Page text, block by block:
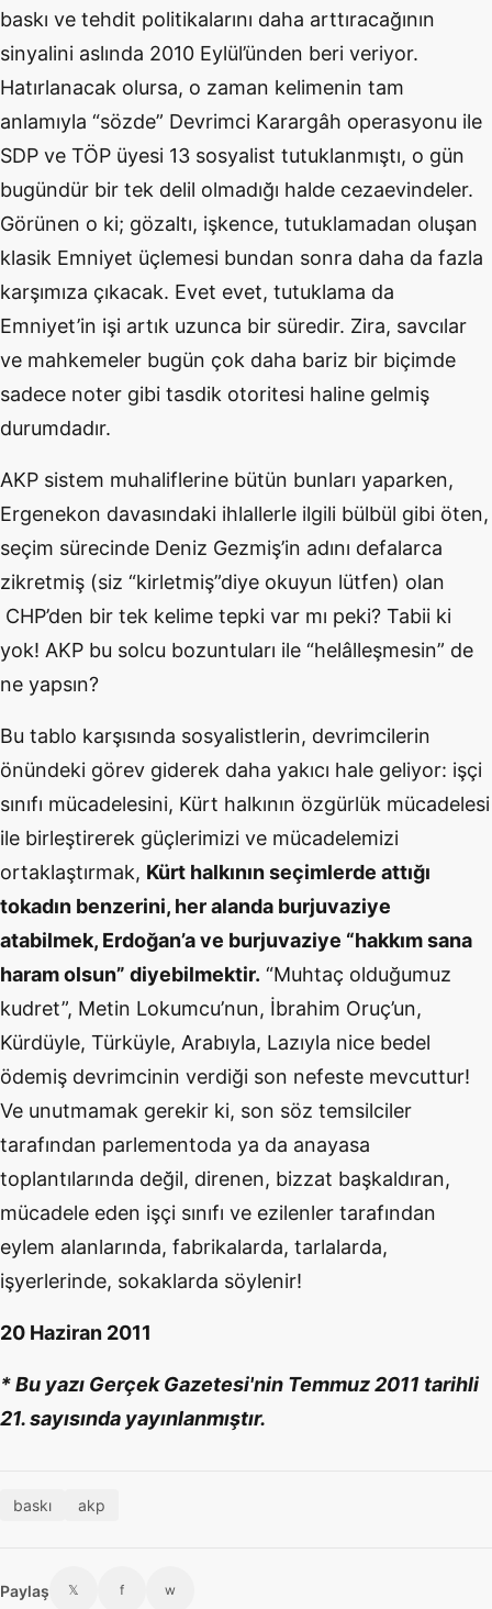
baskı ve tehdit politikalarını daha arttıracağının
sinyalini aslında 2010 Eylül’ünden beri veriyor.
Hatırlanacak olursa, o zaman kelimenin tam
anlamıyla “sözde” Devrimci Karargâh operasyonu ile
SDP ve TÖP üyesi 13 sosyalist tutuklanmıştı, o gün
bugündür bir tek delil olmadığı halde cezaevindeler.
Görünen o ki; gözaltı, işkence, tutuklamadan oluşan
klasik Emniyet üçlemesi bundan sonra daha da fazla
karşımıza çıkacak. Evet evet, tutuklama da
Emniyet’in işi artık uzunca bir süredir. Zira, savcılar
ve mahkemeler bugün çok daha bariz bir biçimde
sadece noter gibi tasdik otoritesi haline gelmiş
durumdadır.
AKP sistem muhaliflerine bütün bunları yaparken,
Ergenekon davasındaki ihlallerle ilgili bülbül gibi öten,
seçim sürecinde Deniz Gezmiş’in adını defalarca
zikretmiş (siz “kirletmiş”diye okuyun lütfen) olan
CHP’den bir tek kelime tepki var mı peki? Tabii ki
yok! AKP bu solcu bozuntuları ile “helâlleşmesin” de
ne yapsın?
Bu tablo karşısında sosyalistlerin, devrimcilerin
önündeki görev giderek daha yakıcı hale geliyor: işçi
sınıfı mücadelesini, Kürt halkının özgürlük mücadelesi
ile birleştirerek güçlerimizi ve mücadelemizi
ortaklaştırmak, Kürt halkının seçimlerde attığı
tokadın benzerini, her alanda burjuvaziye
atabilmek, Erdoğan’a ve burjuvaziye “hakkım sana
haram olsun” diyebilmektir. “Muhtaç olduğumuz
kudret”, Metin Lokumcu’nun, İbrahim Oruç’un,
Kürdüyle, Türküyle, Arabıyla, Lazıyla nice bedel
ödemiş devrimcinin verdiği son nefeste mevcuttur!
Ve unutmamak gerekir ki, son söz temsilciler
tarafından parlementoda ya da anayasa
toplantılarında değil, direnen, bizzat başkaldıran,
mücadele eden işçi sınıfı ve ezilenler tarafından
eylem alanlarında, fabrikalarda, tarlalarda,
işyerlerinde, sokaklarda söylenir!
20 Haziran 2011
* Bu yazı Gerçek Gazetesi'nin Temmuz 2011 tarihli
21. sayısında yayınlanmıştır.
baskı akp
Paylaş 𝕏 f w